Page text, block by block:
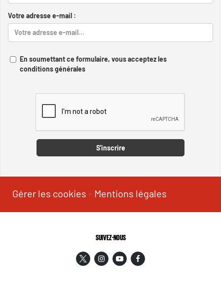
Votre adresse e-mail :
En soumettant ce formulaire, vous acceptez les
conditions générales
S'inscrire
Gérer les cookies - Mentions légales
SUIVEZ-NOUS